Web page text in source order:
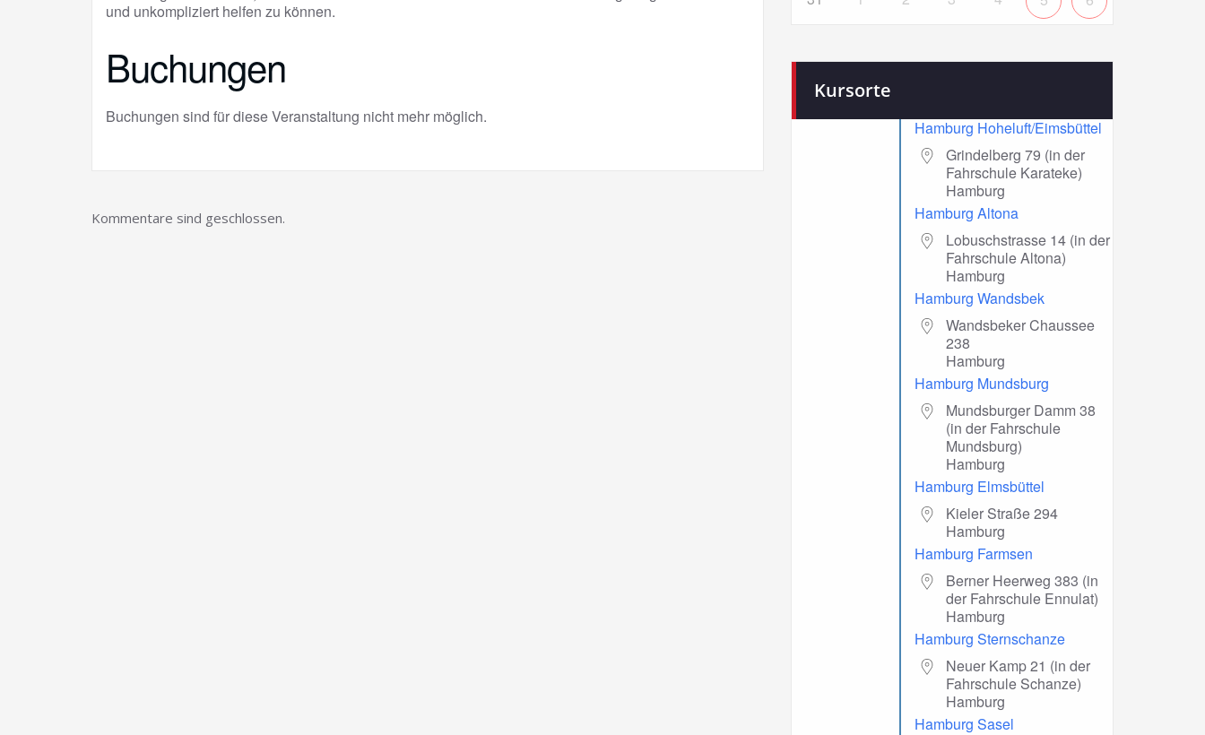
und unkompliziert helfen zu können.
Buchungen
Buchungen sind für diese Veranstaltung nicht mehr möglich.
Kommentare sind geschlossen.
Kursorte
Hamburg Hoheluft/Eimsbüttel
Grindelberg 79 (in der
Fahrschule Karateke)
Hamburg
Hamburg Altona
Lobuschstrasse 14 (in der
Fahrschule Altona)
Hamburg
Hamburg Wandsbek
Wandsbeker Chaussee
238
Hamburg
Hamburg Mundsburg
Mundsburger Damm 38
(in der Fahrschule
Mundsburg)
Hamburg
Hamburg Elmsbüttel
Kieler Straße 294
Hamburg
Hamburg Farmsen
Berner Heerweg 383 (in
der Fahrschule Ennulat)
Hamburg
Hamburg Sternschanze
Neuer Kamp 21 (in der
Fahrschule Schanze)
Hamburg
Hamburg Sasel